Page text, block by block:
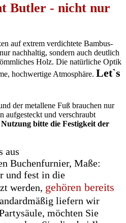
Butler - nicht nur
auf extrem verdichtete Bambus-
nachhaltig, sondern auch deutlich
Holz. Die natürliche Optik
hochwertige Atmosphäre. Let`s
der metallene Fuß brauchen nur
aufgesteckt und verschraubt
bitte die Festigkeit der
aus
Buchenfurnier, Maße:
und fest in die
werden, gehören bereits
liefern wir
möchten Sie